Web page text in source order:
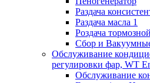
Раздача
Раздача масла 1
Роздача
Сбор и
Обслуживание
регулировки фар, WT
Обслуживание